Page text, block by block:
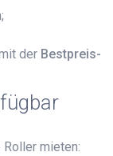
der Bestpreis-
mieten: